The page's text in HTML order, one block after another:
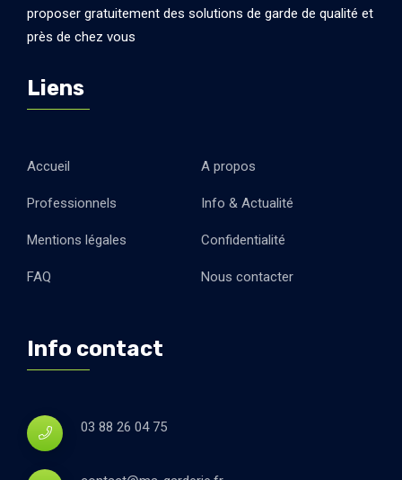
proposer gratuitement des solutions de garde de qualité et
près de chez vous
Liens
Accueil A propos
Professionnels Info & Actualité
Mentions légales Confidentialité
FAQ Nous contacter
Info contact
03 88 26 04 75